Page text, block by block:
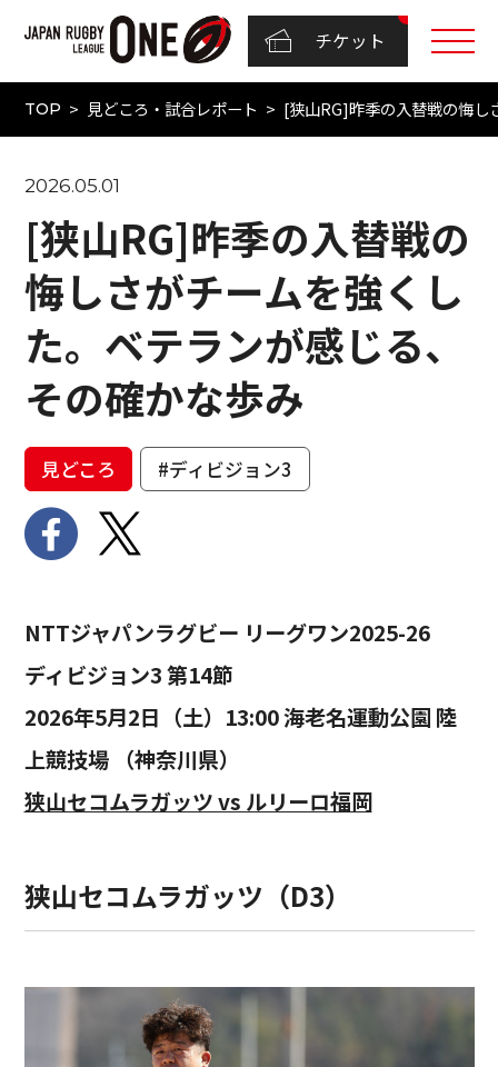
チケット
TOP 見どころ・試合レポート [狭山RG]昨季の入替戦の悔し
2026.05.01
[狭山RG]昨季の入替戦の
悔しさがチームを強くし
た。ベテランが感じる、
その確かな歩み
見どころ #ディビジョン3
NTTジャパンラグビー リーグワン2025-26
ディビジョン3 第14節
2026年5月2日（土）13:00 海老名運動公園 陸
上競技場 （神奈川県）
狭山セコムラガッツ vs ルリーロ福岡
狭山セコムラガッツ（D3）